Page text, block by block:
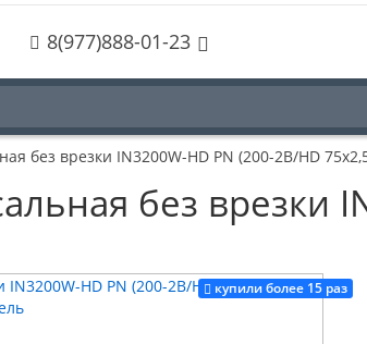
8(977)888-01-23
без врезки IN3200W-HD PN (200-2B/HD
без врезки
купили более 15 раз